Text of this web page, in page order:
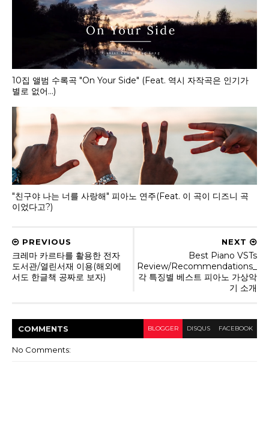
10집 앨범 수록곡 "On Your Side" (Feat. 역시 자작곡은 인기가
별로 없어...)
"친구야 나는 너를 사랑해" 피아노 연주(Feat. 이 곡이 디즈니 곡
이었다고?)
NEXT
Best Piano VSTs
Review/Recommendations_
각 특징별 베스트 피아노 가상악
기 소개
PREVIOUS
크레마 카르타를 활용한 전자
도서관/열린서재 이용(해외에
서도 한글책 공짜로 보자)
COMMENTS BLOGGER DISQUS FACEBOOK
No Comments: